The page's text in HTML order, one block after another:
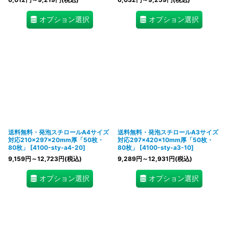
オプション選択 オプション選択
送料無料・発泡スチロールA4サイズ
対応210×297×20mm厚「50枚・
80枚」
[4100-sty-a4-20]
9,159円 ～12,723円(税込)
オプション選択
送料無料・発泡スチロールA3サイズ
対応297×420×10mm厚「50枚・
80枚」
[4100-sty-a3-10]
9,289円 ～12,931円(税込)
オプション選択